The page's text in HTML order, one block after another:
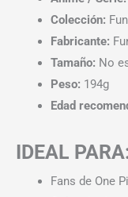
Colección:
Fabricante:
Tamaño: No
Peso: 194g
Edad
IDEAL
Fans de One